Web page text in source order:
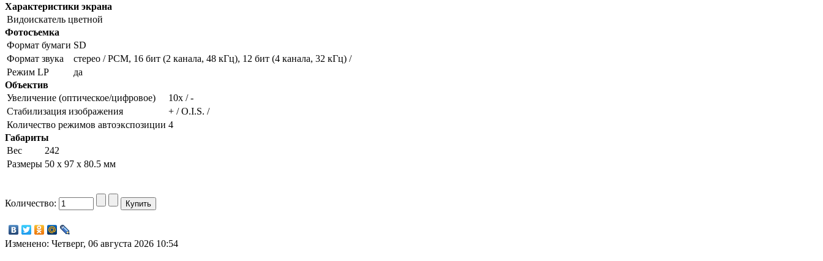
Характеристики экрана
Видоискатель цветной
Фотосъемка
Формат бумаги SD
Формат звука
стерео / PCM, 16 бит (2 канала, 48 кГц), 12 бит (4 канала, 32 кГц) /
Режим LP
да
Объектив
Увеличение (оптическое/цифровое)
10х / -
Стабилизация изображения
+ / O.I.S. /
Количество режимов автоэкспозиции 4
Габариты
Вес
242
Размеры 50 х 97 х 80.5 мм
Количество:
Изменено: Четверг, 06 августа 2026 10:54